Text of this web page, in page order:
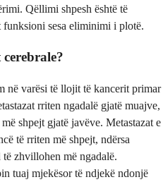
Qëllimi shpesh është të
sesa eliminimi i plotë.
në varësi të llojit të kancerit primar
rriten ngadalë gjatë muajve,
shpejt gjatë javëve. Metastazat e
të rriten më shpejt, ndërsa
zhvillohen më ngadalë.
tuaj mjekësor të ndjekë ndonjë